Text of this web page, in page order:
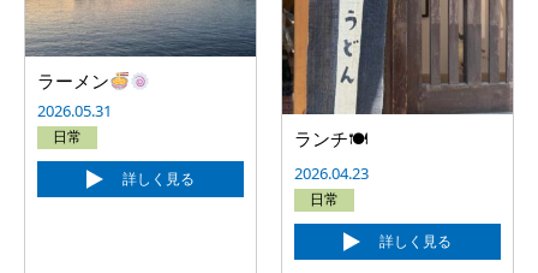
ラーメン
2026.05.31
日常
詳しく見る
ランチ🍽
2026.04.23
日常
詳しく見る